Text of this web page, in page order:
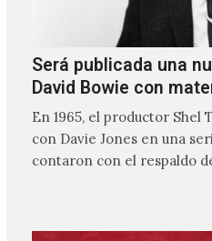
Será publicada una
David Bowie con
En 1965, el productor Shel
con Davie Jones en una
contaron con el respaldo